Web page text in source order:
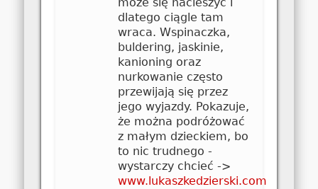
dlatego ciągle tam
wraca. Wspinaczka,
buldering, jaskinie,
kanioning oraz
nurkowanie często
przewijają się przez
jego wyjazdy. Pokazuje,
że można podróżować
z małym dzieckiem, bo
to nic trudnego -
wystarczy chcieć ->
www.lukaszkedzierski.com